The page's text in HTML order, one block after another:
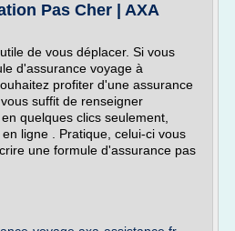
Pas Cher | AXA
de vous déplacer. Si vous
d'assurance voyage à
profiter d'une assurance
suffit de renseigner
quelques clics seulement,
ligne . Pratique, celui-ci vous
une formule d'assurance pas